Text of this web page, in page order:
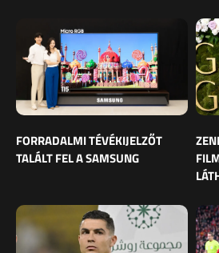
FORRADALMI TÉVÉKIJELZŐT
TALÁLT FEL A SAMSUNG